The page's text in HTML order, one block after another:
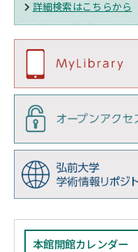
詳細検索はこちらから
本館開館カレンダー